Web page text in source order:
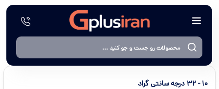
١۰ - ٣٢ درجه سانتی گراد